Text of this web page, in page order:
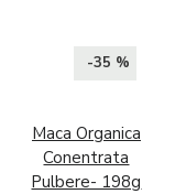
-35 %
Maca Organica
Conentrata
Pulbere- 198g